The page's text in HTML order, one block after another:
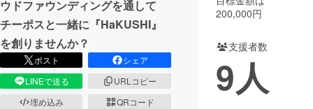
ウドファウンディングを通して
チーポスと一緒に『HaKUSHI』
を創りませんか？
ポスト
シェア
LINEで送る
URLコピー
埋め込み
QRコード
200,000円
支援者数
9人